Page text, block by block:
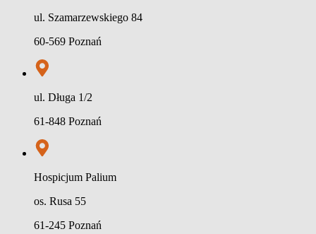
ul. Szamarzewskiego 84
60-569 Poznań
ul. Długa 1/2
61-848 Poznań
Hospicjum Palium
os. Rusa 55
61-245 Poznań